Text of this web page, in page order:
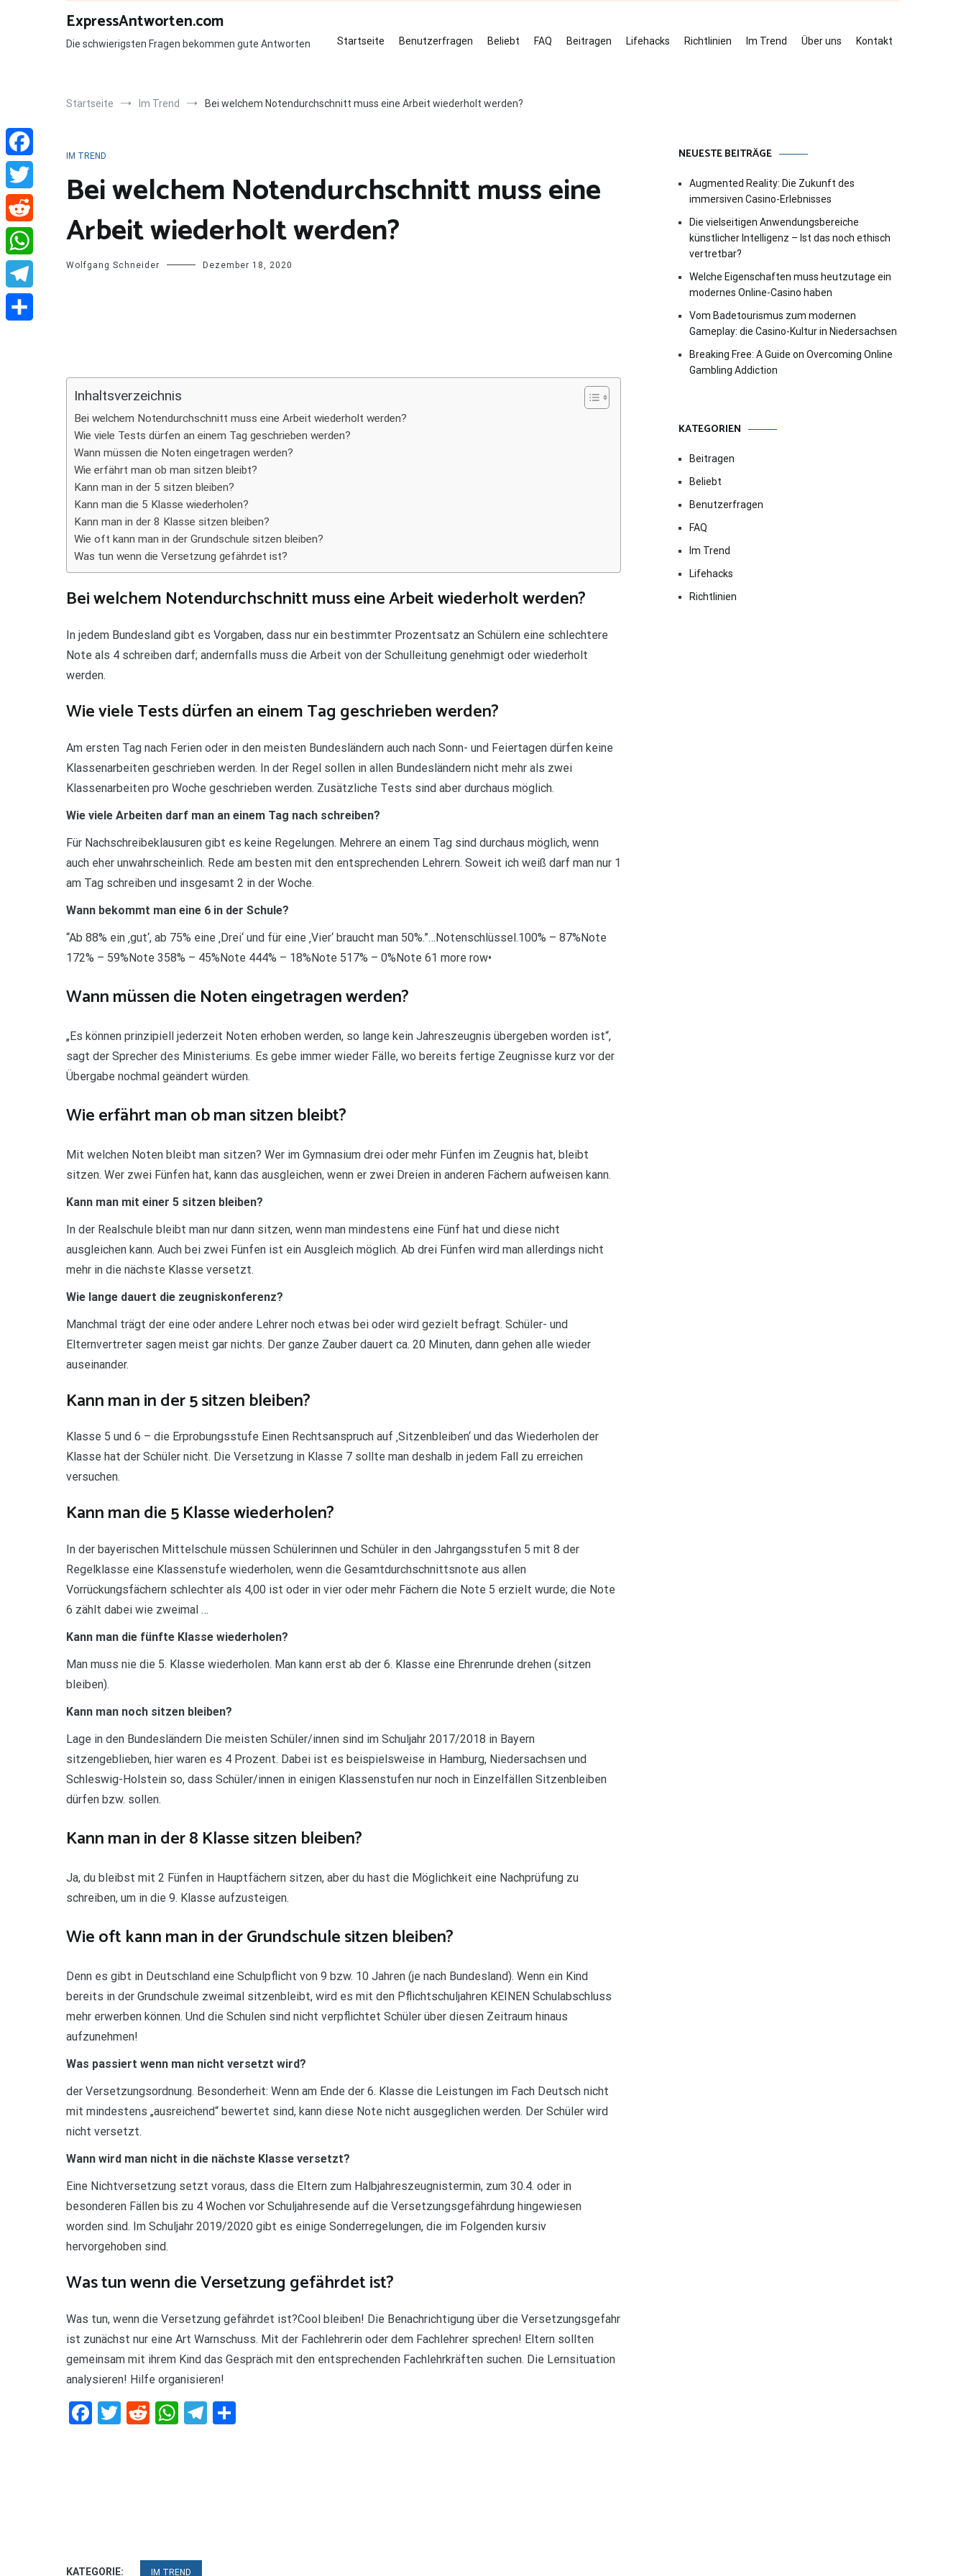
ExpressAntworten.com
Die schwierigsten Fragen bekommen gute Antworten Startseite Benutzerfragen Beliebt FAQ Beitragen Lifehacks Richtlinien Im Trend Über uns Kontakt
Startseite Im Trend Bei welchem Notendurchschnitt muss eine Arbeit wiederholt werden?
IM TREND
Bei welchem Notendurchschnitt muss eine
Arbeit wiederholt werden?
Wolfgang Schneider Dezember 18, 2020
Inhaltsverzeichnis
Bei welchem Notendurchschnitt muss eine Arbeit wiederholt werden?
Wie viele Tests dürfen an einem Tag geschrieben werden?
Wann müssen die Noten eingetragen werden?
Wie erfährt man ob man sitzen bleibt?
Kann man in der 5 sitzen bleiben?
Kann man die 5 Klasse wiederholen?
Kann man in der 8 Klasse sitzen bleiben?
Wie oft kann man in der Grundschule sitzen bleiben?
Was tun wenn die Versetzung gefährdet ist?
Bei welchem Notendurchschnitt muss eine Arbeit wiederholt werden?
In jedem Bundesland gibt es Vorgaben, dass nur ein bestimmter Prozentsatz an Schülern eine schlechtere
Note als 4 schreiben darf; andernfalls muss die Arbeit von der Schulleitung genehmigt oder wiederholt
werden.
Wie viele Tests dürfen an einem Tag geschrieben werden?
Am ersten Tag nach Ferien oder in den meisten Bundesländern auch nach Sonn- und Feiertagen dürfen keine
Klassenarbeiten geschrieben werden. In der Regel sollen in allen Bundesländern nicht mehr als zwei
Klassenarbeiten pro Woche geschrieben werden. Zusätzliche Tests sind aber durchaus möglich.
Wie viele Arbeiten darf man an einem Tag nach schreiben?
Für Nachschreibeklausuren gibt es keine Regelungen. Mehrere an einem Tag sind durchaus möglich, wenn
auch eher unwahrscheinlich. Rede am besten mit den entsprechenden Lehrern. Soweit ich weiß darf man nur 1
am Tag schreiben und insgesamt 2 in der Woche.
Wann bekommt man eine 6 in der Schule?
“Ab 88% ein ‚gut‘, ab 75% eine ‚Drei‘ und für eine ‚Vier‘ braucht man 50%.”…Notenschlüssel.100% – 87%Note
172% – 59%Note 358% – 45%Note 444% – 18%Note 517% – 0%Note 61 more row•
Wann müssen die Noten eingetragen werden?
„Es können prinzipiell jederzeit Noten erhoben werden, so lange kein Jahreszeugnis übergeben worden ist“,
sagt der Sprecher des Ministeriums. Es gebe immer wieder Fälle, wo bereits fertige Zeugnisse kurz vor der
Übergabe nochmal geändert würden.
Wie erfährt man ob man sitzen bleibt?
Mit welchen Noten bleibt man sitzen? Wer im Gymnasium drei oder mehr Fünfen im Zeugnis hat, bleibt
sitzen. Wer zwei Fünfen hat, kann das ausgleichen, wenn er zwei Dreien in anderen Fächern aufweisen kann.
Kann man mit einer 5 sitzen bleiben?
In der Realschule bleibt man nur dann sitzen, wenn man mindestens eine Fünf hat und diese nicht
ausgleichen kann. Auch bei zwei Fünfen ist ein Ausgleich möglich. Ab drei Fünfen wird man allerdings nicht
mehr in die nächste Klasse versetzt.
Wie lange dauert die zeugniskonferenz?
Manchmal trägt der eine oder andere Lehrer noch etwas bei oder wird gezielt befragt. Schüler- und
Elternvertreter sagen meist gar nichts. Der ganze Zauber dauert ca. 20 Minuten, dann gehen alle wieder
auseinander.
Kann man in der 5 sitzen bleiben?
Klasse 5 und 6 – die Erprobungsstufe Einen Rechtsanspruch auf ‚Sitzenbleiben‘ und das Wiederholen der
Klasse hat der Schüler nicht. Die Versetzung in Klasse 7 sollte man deshalb in jedem Fall zu erreichen
versuchen.
Kann man die 5 Klasse wiederholen?
In der bayerischen Mittelschule müssen Schülerinnen und Schüler in den Jahrgangsstufen 5 mit 8 der
Regelklasse eine Klassenstufe wiederholen, wenn die Gesamtdurchschnittsnote aus allen
Vorrückungsfächern schlechter als 4,00 ist oder in vier oder mehr Fächern die Note 5 erzielt wurde; die Note
6 zählt dabei wie zweimal …
Kann man die fünfte Klasse wiederholen?
Man muss nie die 5. Klasse wiederholen. Man kann erst ab der 6. Klasse eine Ehrenrunde drehen (sitzen
bleiben).
Kann man noch sitzen bleiben?
Lage in den Bundesländern Die meisten Schüler/innen sind im Schuljahr 2017/2018 in Bayern
sitzengeblieben, hier waren es 4 Prozent. Dabei ist es beispielsweise in Hamburg, Niedersachsen und
Schleswig-Holstein so, dass Schüler/innen in einigen Klassenstufen nur noch in Einzelfällen Sitzenbleiben
dürfen bzw. sollen.
Kann man in der 8 Klasse sitzen bleiben?
Ja, du bleibst mit 2 Fünfen in Hauptfächern sitzen, aber du hast die Möglichkeit eine Nachprüfung zu
schreiben, um in die 9. Klasse aufzusteigen.
Wie oft kann man in der Grundschule sitzen bleiben?
Denn es gibt in Deutschland eine Schulpflicht von 9 bzw. 10 Jahren (je nach Bundesland). Wenn ein Kind
bereits in der Grundschule zweimal sitzenbleibt, wird es mit den Pflichtschuljahren KEINEN Schulabschluss
mehr erwerben können. Und die Schulen sind nicht verpflichtet Schüler über diesen Zeitraum hinaus
aufzunehmen!
Was passiert wenn man nicht versetzt wird?
der Versetzungsordnung. Besonderheit: Wenn am Ende der 6. Klasse die Leistungen im Fach Deutsch nicht
mit mindestens „ausreichend“ bewertet sind, kann diese Note nicht ausgeglichen werden. Der Schüler wird
nicht versetzt.
Wann wird man nicht in die nächste Klasse versetzt?
Eine Nichtversetzung setzt voraus, dass die Eltern zum Halbjahreszeugnistermin, zum 30.4. oder in
besonderen Fällen bis zu 4 Wochen vor Schuljahresende auf die Versetzungsgefährdung hingewiesen
worden sind. Im Schuljahr 2019/2020 gibt es einige Sonderregelungen, die im Folgenden kursiv
hervorgehoben sind.
Was tun wenn die Versetzung gefährdet ist?
Was tun, wenn die Versetzung gefährdet ist?Cool bleiben! Die Benachrichtigung über die Versetzungsgefahr
ist zunächst nur eine Art Warnschuss. Mit der Fachlehrerin oder dem Fachlehrer sprechen! Eltern sollten
gemeinsam mit ihrem Kind das Gespräch mit den entsprechenden Fachlehrkräften suchen. Die Lernsituation
analysieren! Hilfe organisieren!
Facebook
Twitter
RedditWhatsApp
Telegram
KATEGORIE: IM TREND
NEUESTE BEITRÄGE
Augmented Reality: Die Zukunft des
immersiven Casino-Erlebnisses
Die vielseitigen Anwendungsbereiche
künstlicher Intelligenz – Ist das noch ethisch
vertretbar?
Welche Eigenschaften muss heutzutage ein
modernes Online-Casino haben
Vom Badetourismus zum modernen
Gameplay: die Casino-Kultur in Niedersachsen
Breaking Free: A Guide on Overcoming Online
Gambling Addiction
KATEGORIEN
Beitragen
Beliebt
Benutzerfragen
FAQ
Im Trend
Lifehacks
Richtlinien
Facebook
Twitter
Reddit
WhatsApp
Telegram